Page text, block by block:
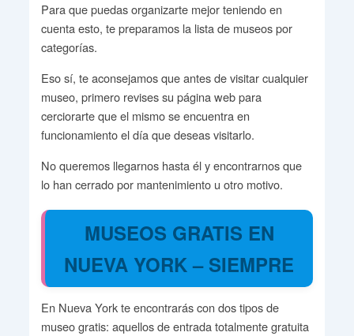
Para que puedas organizarte mejor teniendo en
cuenta esto, te preparamos la lista de museos por
categorías.
Eso sí, te aconsejamos que antes de visitar cualquier
museo, primero revises su página web para
cerciorarte que el mismo se encuentra en
funcionamiento el día que deseas visitarlo.
No queremos llegarnos hasta él y encontrarnos que
lo han cerrado por mantenimiento u otro motivo.
MUSEOS GRATIS EN
NUEVA YORK – SIEMPRE
En Nueva York te encontrarás con dos tipos de
museo gratis: aquellos de entrada totalmente gratuita